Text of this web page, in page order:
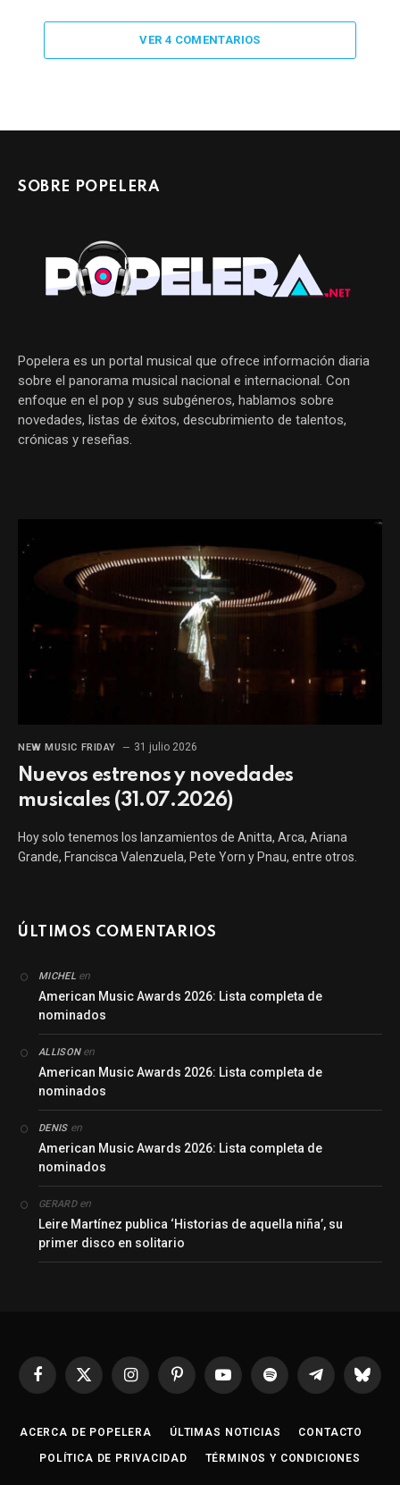
VER 4 COMENTARIOS
SOBRE POPELERA
Popelera es un portal musical que ofrece información diaria
sobre el panorama musical nacional e internacional. Con
enfoque en el pop y sus subgéneros, hablamos sobre
novedades, listas de éxitos, descubrimiento de talentos,
crónicas y reseñas.
NEW MUSIC FRIDAY 31 julio 2026
Nuevos estrenos y novedades
musicales (31.07.2026)
Hoy solo tenemos los lanzamientos de Anitta, Arca, Ariana
Grande, Francisca Valenzuela, Pete Yorn y Pnau, entre otros.
ÚLTIMOS COMENTARIOS
MICHEL en
American Music Awards 2026: Lista completa de
nominados
ALLISONen
American Music Awards 2026: Lista completa de
nominados
DENISen
American Music Awards 2026: Lista completa de
nominados
GERARDen
Leire Martínez publica ‘Historias de aquella niña’, su
primer disco en solitario
Facebook
X
InstagramPinterestYouTubeSpotify Telegrama
ACERCA DE POPELERA ÚLTIMAS NOTICIAS CONTACTO
POLÍTICA DE PRIVACIDAD TÉRMINOS Y CONDICIONES